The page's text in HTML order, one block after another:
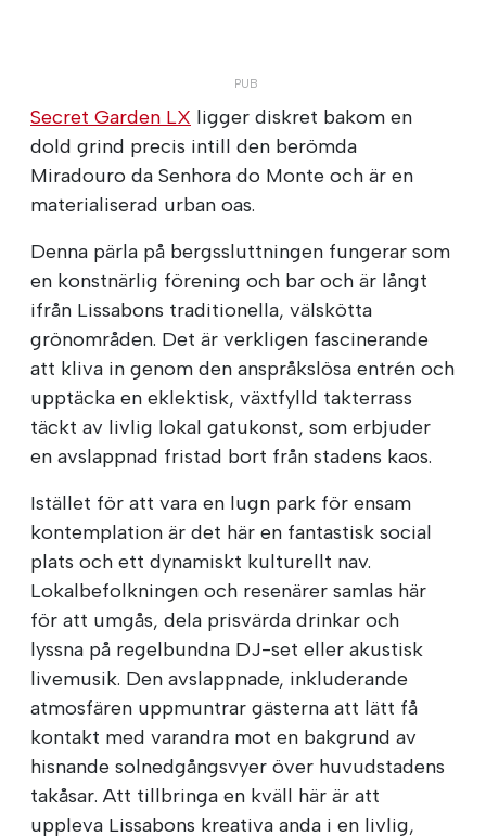
Secret Garden LX ligger diskret bakom en
dold grind precis intill den berömda
Miradouro da Senhora do Monte och är en
materialiserad urban oas.
Denna pärla på bergssluttningen fungerar som
en konstnärlig förening och bar och är långt
ifrån Lissabons traditionella, välskötta
grönområden. Det är verkligen fascinerande
att kliva in genom den anspråkslösa entrén och
upptäcka en eklektisk, växtfylld takterrass
täckt av livlig lokal gatukonst, som erbjuder
en avslappnad fristad bort från stadens kaos.
Istället för att vara en lugn park för ensam
kontemplation är det här en fantastisk social
plats och ett dynamiskt kulturellt nav.
Lokalbefolkningen och resenärer samlas här
för att umgås, dela prisvärda drinkar och
lyssna på regelbundna DJ-set eller akustisk
livemusik. Den avslappnade, inkluderande
atmosfären uppmuntrar gästerna att lätt få
kontakt med varandra mot en bakgrund av
hisnande solnedgångsvyer över huvudstadens
takåsar. Att tillbringa en kväll här är att
uppleva Lissabons kreativa anda i en livlig,